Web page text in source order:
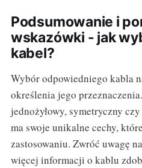
Podsumowanie i
wskazówki - jak
kabel?
Wybór odpowiedniego kabla
określenia jego
jednożyłowy, symetryczny
ma swoje unikalne cechy,
zastosowaniu. Zwróć uwagę
więcej informacji o kablu